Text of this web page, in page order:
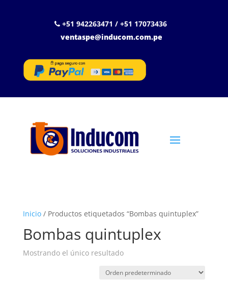
+51 942263471 / +51 17073436
ventaspe@inducom.com.pe
Inicio/ Productos etiquetados “Bombas quintuplex”
Bombas quintuplex
Mostrando el único resultado